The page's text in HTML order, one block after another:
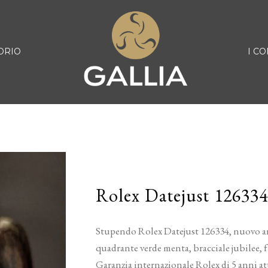
I
Rolex Datejust
Stupendo Rolex Datejust 126334, nuovo
quadrante verde menta, bracciale jubilee,
Garanzia internazionale Rolex di 5 anni